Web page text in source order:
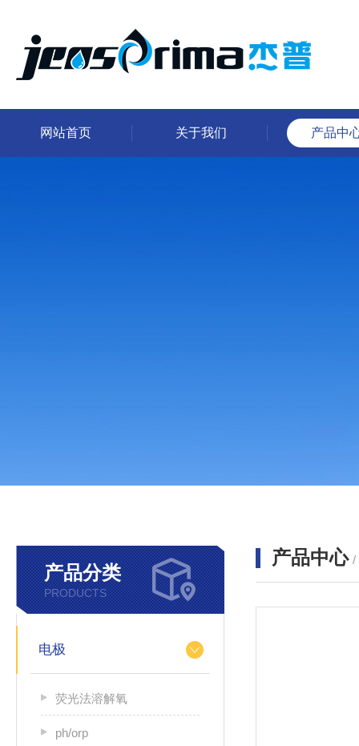
网站首页 关于我们 产品中
产品分类
PRODUCTS
电极
荧光法溶解氧
ph/orp
产品中心 /